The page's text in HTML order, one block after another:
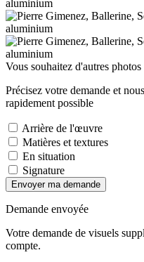
Vous souhaitez d'autres
Précisez votre demande et
rapidement possible
Arrière de l'œuvre
Matières et textures
En situation
Signature
Envoyer ma demande
Demande envoyée
Votre demande de visuels
compte.